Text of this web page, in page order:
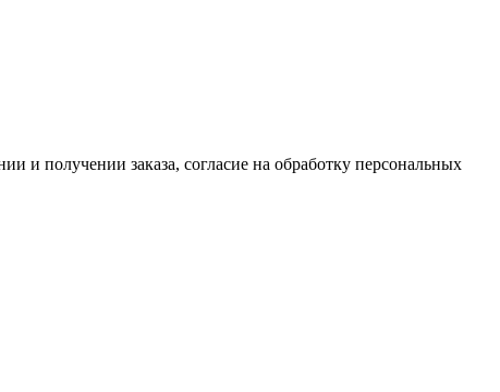
и получении заказа, согласие на обработку персональных